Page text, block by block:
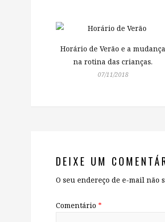
Horário de Verão e a mudança
na rotina das crianças.
07/11/2018
DEIXE UM
O seu endereço de e-mail não
Comentário *